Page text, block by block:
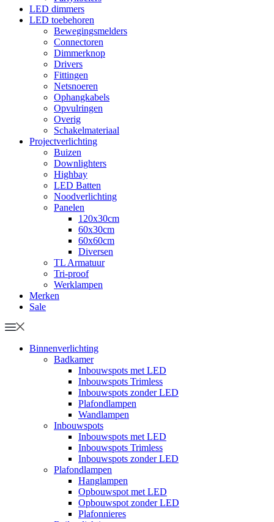
LED dimmers
LED toebehoren
Bewegingsmelders
Connectoren
Dimmerknop
Drivers
Fittingen
Netsnoeren
Ophangkabels
Opvulringen
Overig
Schakelmateriaal
Projectverlichting
Buizen
Downlighters
Highbay
LED Batten
Noodverlichting
Panelen
120x30cm
60x30cm
60x60cm
Diversen
TL Armatuur
Tri-proof
Werklampen
Merken
Sale
Binnenverlichting
Badkamer
Inbouwspots met LED
Inbouwspots Trimless
Inbouwspots zonder LED
Plafondlampen
Wandlampen
Inbouwspots
Inbouwspots met LED
Inbouwspots Trimless
Inbouwspots zonder LED
Plafondlampen
Hanglampen
Opbouwspot met LED
Opbouwspot zonder LED
Plafonnieres